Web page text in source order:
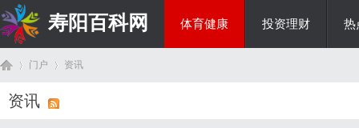
寿阳百科网 体育健康 投资理财 热
门户 资讯
资讯